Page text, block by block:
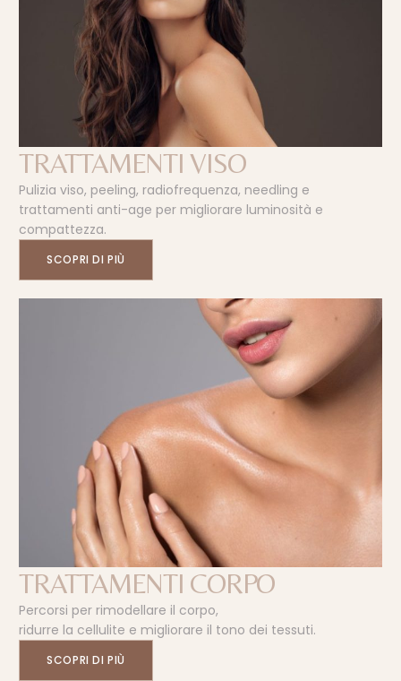
TRATTAMENTI VISO
Pulizia viso, peeling, radiofrequenza, needling e
trattamenti anti-age per migliorare luminosità e
compattezza.
SCOPRI DI PIÙ
TRATTAMENTI CORPO
Percorsi per rimodellare il corpo,
ridurre la cellulite e migliorare il tono dei tessuti.
SCOPRI DI PIÙ